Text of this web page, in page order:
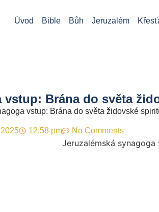
Úvod Bible Bůh Jeruzalém
vstup: Brána do světa
vstup: Brána do světa židovské
12:58 pm No Comments